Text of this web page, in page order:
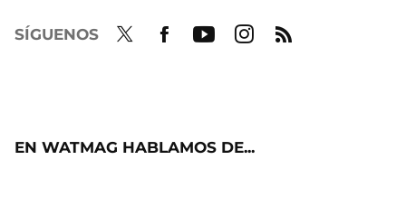
SÍGUENOS
EN WATMAG HABLAMOS DE...